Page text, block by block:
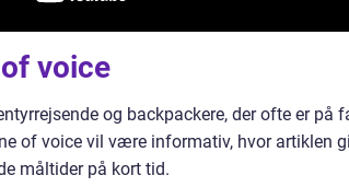
voice
og backpackere, der ofte er på
of voice vil være informativ, hvor artiklen
måltider på kort tid.